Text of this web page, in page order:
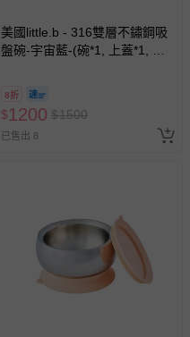
美國little.b - 316雙層不鏽鋼吸
盤碗-宇宙藍-(碗*1, 上蓋*1, 吸
8折
$1200 $1500
已售出 8